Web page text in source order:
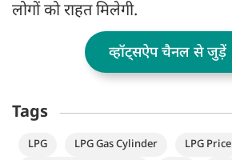
लोगों को राहत मिलेगी.
व्हॉट्सऐप चैनल से जुड़ें
Tags
LPG LPG Gas Cylinder LPG Price